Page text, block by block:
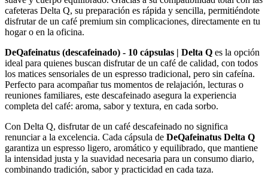
cafeteras Delta Q, su preparación es rápida y sencilla, permitiéndote
disfrutar de un café premium sin complicaciones, directamente en tu
hogar o en la oficina.
DeQafeinatus (descafeinado) - 10 cápsulas | Delta Q es la opción
ideal para quienes buscan disfrutar de un café de calidad, con todos
los matices sensoriales de un espresso tradicional, pero sin cafeína.
Perfecto para acompañar tus momentos de relajación, lecturas o
reuniones familiares, este descafeinado asegura la experiencia
completa del café: aroma, sabor y textura, en cada sorbo.
Con Delta Q, disfrutar de un café descafeinado no significa
renunciar a la excelencia. Cada cápsula de DeQafeinatus Delta Q
garantiza un espresso ligero, aromático y equilibrado, que mantiene
la intensidad justa y la suavidad necesaria para un consumo diario,
combinando tradición, sabor y practicidad en cada taza.